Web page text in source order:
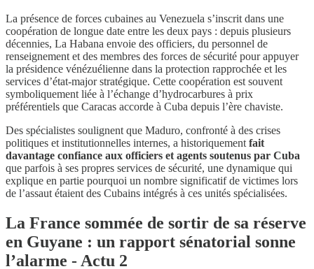
La présence de forces cubaines au Venezuela s’inscrit dans une
coopération de longue date entre les deux pays : depuis plusieurs
décennies, La Habana envoie des officiers, du personnel de
renseignement et des membres des forces de sécurité pour appuyer
la présidence vénézuélienne dans la protection rapprochée et les
services d’état-major stratégique. Cette coopération est souvent
symboliquement liée à l’échange d’hydrocarbures à prix
préférentiels que Caracas accorde à Cuba depuis l’ère chaviste.
Des spécialistes soulignent que Maduro, confronté à des crises
politiques et institutionnelles internes, a historiquement fait
davantage confiance aux officiers et agents soutenus par Cuba
que parfois à ses propres services de sécurité, une dynamique qui
explique en partie pourquoi un nombre significatif de victimes lors
de l’assaut étaient des Cubains intégrés à ces unités spécialisées.
La France sommée de sortir de sa réserve
en Guyane : un rapport sénatorial sonne
l’alarme - Actu 2